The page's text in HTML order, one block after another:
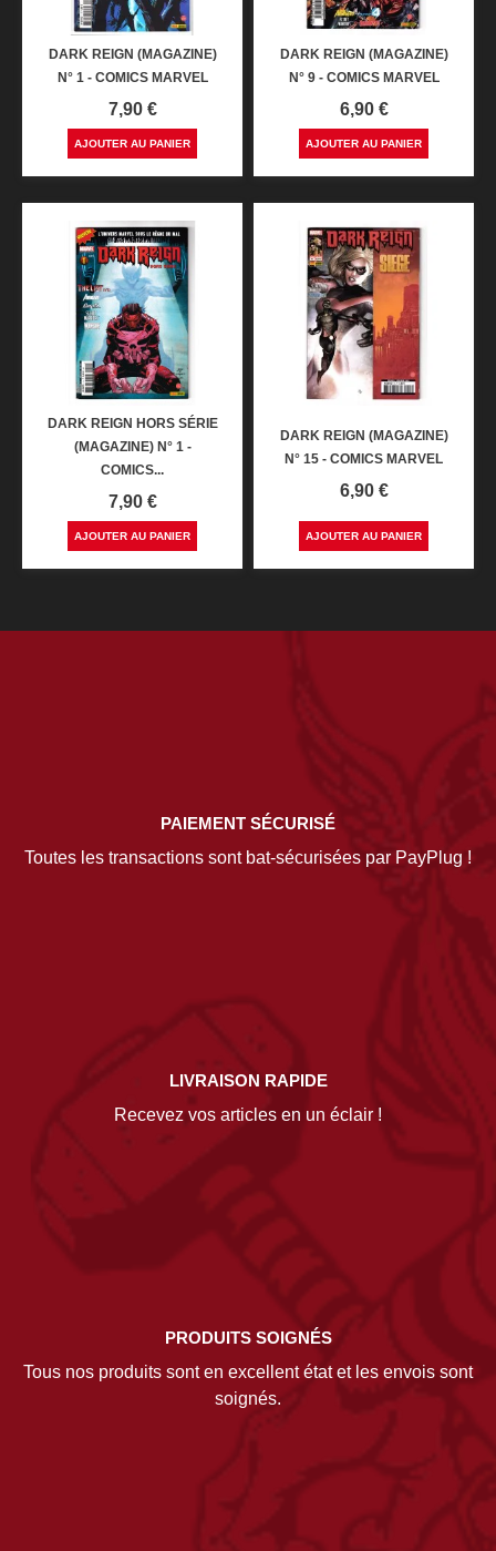
DARK REIGN (MAGAZINE)
N° 1 - COMICS MARVEL
Prix
7,90 €
AJOUTER AU PANIER
DARK REIGN (MAGAZINE)
N° 9 - COMICS MARVEL
Prix
6,90 €
AJOUTER AU PANIER
DARK REIGN HORS SÉRIE
(MAGAZINE) N° 1 -
COMICS...
Prix
7,90 €
AJOUTER AU PANIER
DARK REIGN (MAGAZINE)
N° 15 - COMICS MARVEL
Prix
6,90 €
AJOUTER AU PANIER
PAIEMENT SÉCURISÉ
Toutes les transactions sont bat-sécurisées par PayPlug !
LIVRAISON RAPIDE
Recevez vos articles en un éclair !
PRODUITS SOIGNÉS
Tous nos produits sont en excellent état et les envois sont
soignés.